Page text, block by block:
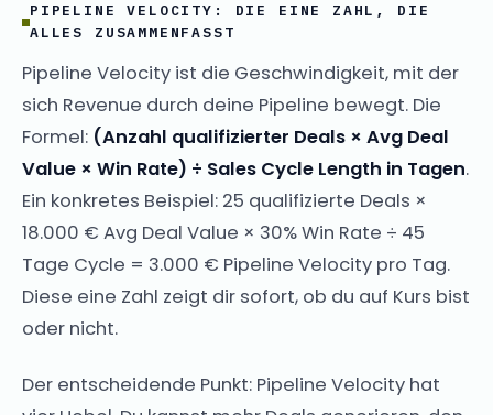
PIPELINE VELOCITY: DIE EINE ZAHL, DIE
ALLES ZUSAMMENFASST
Pipeline Velocity ist die Geschwindigkeit, mit der
sich Revenue durch deine Pipeline bewegt. Die
Formel: (Anzahl qualifizierter Deals × Avg Deal
Value × Win Rate) ÷ Sales Cycle Length in Tagen.
Ein konkretes Beispiel: 25 qualifizierte Deals ×
18.000 € Avg Deal Value × 30% Win Rate ÷ 45
Tage Cycle = 3.000 € Pipeline Velocity pro Tag.
Diese eine Zahl zeigt dir sofort, ob du auf Kurs bist
oder nicht.
Der entscheidende Punkt: Pipeline Velocity hat